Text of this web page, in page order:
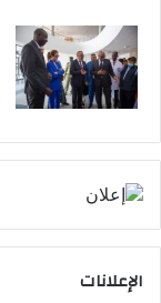
الإعلانات